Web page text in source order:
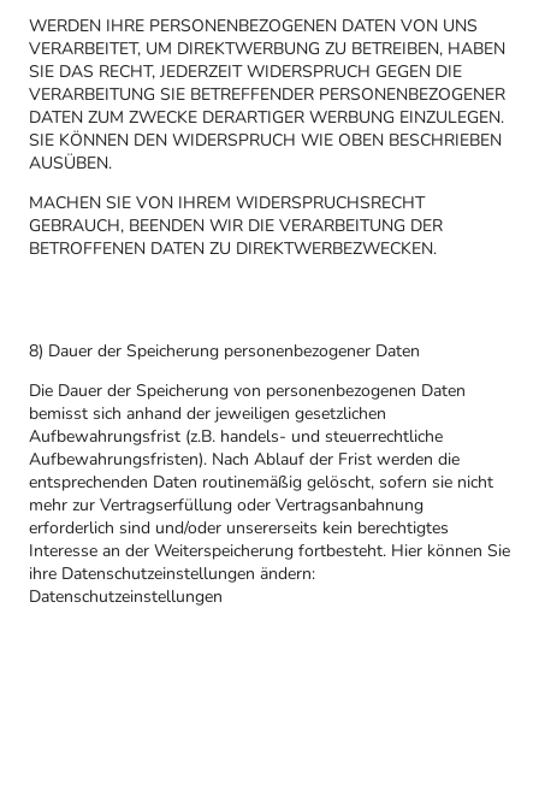
WERDEN IHRE PERSONENBEZOGENEN DATEN VON UNS
VERARBEITET, UM DIREKTWERBUNG ZU BETREIBEN, HABEN
SIE DAS RECHT, JEDERZEIT WIDERSPRUCH GEGEN DIE
VERARBEITUNG SIE BETREFFENDER PERSONENBEZOGENER
DATEN ZUM ZWECKE DERARTIGER WERBUNG EINZULEGEN.
SIE KÖNNEN DEN WIDERSPRUCH WIE OBEN BESCHRIEBEN
AUSÜBEN.
MACHEN SIE VON IHREM WIDERSPRUCHSRECHT
GEBRAUCH, BEENDEN WIR DIE VERARBEITUNG DER
BETROFFENEN DATEN ZU DIREKTWERBEZWECKEN.
8) Dauer der Speicherung personenbezogener Daten
Die Dauer der Speicherung von personenbezogenen Daten
bemisst sich anhand der jeweiligen gesetzlichen
Aufbewahrungsfrist (z.B. handels- und steuerrechtliche
Aufbewahrungsfristen). Nach Ablauf der Frist werden die
entsprechenden Daten routinemäßig gelöscht, sofern sie nicht
mehr zur Vertragserfüllung oder Vertragsanbahnung
erforderlich sind und/oder unsererseits kein berechtigtes
Interesse an der Weiterspeicherung fortbesteht. Hier können Sie
ihre Datenschutzeinstellungen ändern:
Datenschutzeinstellungen